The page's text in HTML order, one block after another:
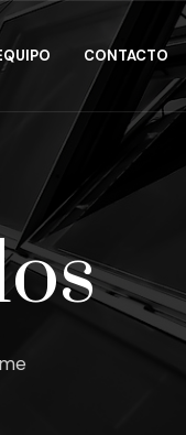
CONTACTO